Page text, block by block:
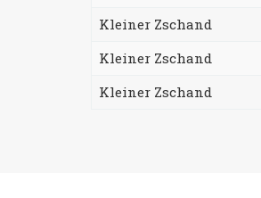
Kleiner Zschand
Kleiner Zschand
Kleiner Zschand